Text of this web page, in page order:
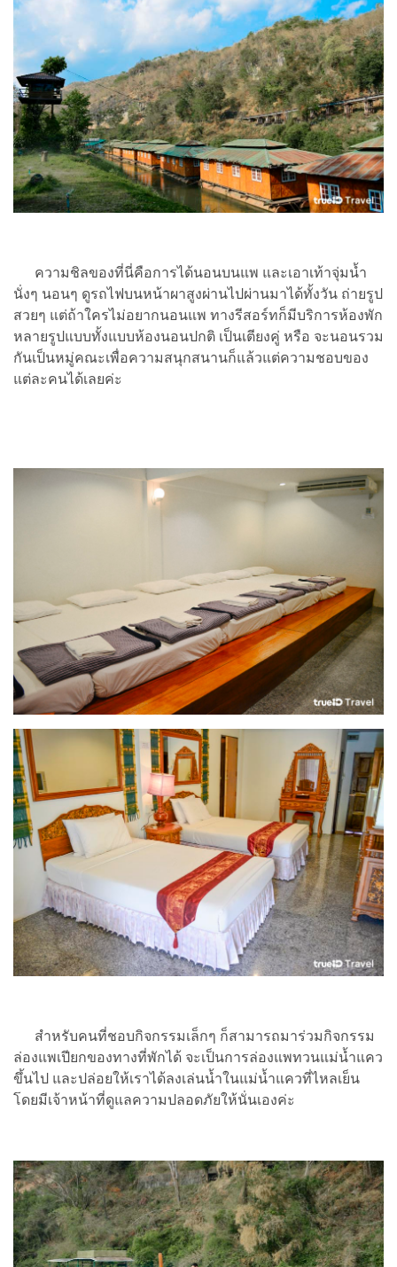
ความชิลของที่นี่คือการได้นอนบนแพ และเอาเท้าจุ่มน้ำ
นั่งๆ นอนๆ ดูรถไฟบนหน้าผาสูงผ่านไปผ่านมาได้ทั้งวัน ถ่ายรูป
สวยๆ แต่ถ้าใครไม่อยากนอนแพ ทางรีสอร์ทก็มีบริการห้องพัก
หลายรูปแบบทั้งแบบห้องนอนปกติ เป็นเตียงคู่ หรือ จะนอนรวม
กันเป็นหมู่คณะเพื่อความสนุกสนานก็แล้วแต่ความชอบของ
แต่ละคนได้เลยค่ะ
สำหรับคนที่ชอบกิจกรรมเล็กๆ ก็สามารถมาร่วมกิจกรรม
ล่องแพเปียกของทางที่พักได้ จะเป็นการล่องแพทวนแม่น้ำแคว
ขึ้นไป และปล่อยให้เราได้ลงเล่นน้ำในแม่น้ำแควที่ไหลเย็น
โดยมีเจ้าหน้าที่ดูแลความปลอดภัยให้นั่นเองค่ะ